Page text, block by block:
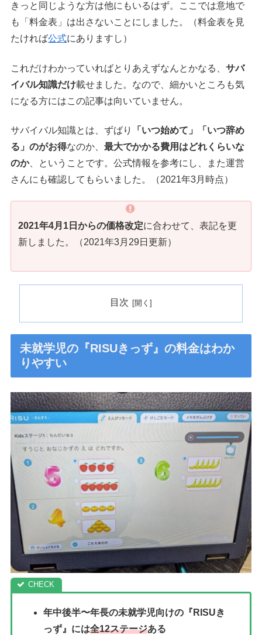
きっと同じような方は他にもいるはず。ここでは意地で
も「料金表」は出さないことにしました。（料金表を見
たければ公式にありますし）
これだけわかっていればとりあえずなんとかなる、サバ
イバル知識だけ載せました。なので、細かいところも気
になる方にはこの記事は向いていません。
サバイバル知識とは、ずばり
「いつ始めて」「いつ辞め
る」のがお得なのか、最大でかかる費用はどれくらいな
のか、ということです。公式情報を参考にし、また運営
さんにも確認してもらいました。（2021年3月時点）
2021年4月1日からの価格改定に合わせて、表記を更
新しました。（2021年3月29日更新）
目次
未就学児の『RISUきっず』の料金はわか
りやすい
年中後半〜年長の未就学児向けの 『RISUき
っず』には全12ステージある